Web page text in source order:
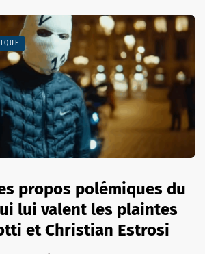
propos polémiques du
lui valent les plaintes
et Christian Estrosi